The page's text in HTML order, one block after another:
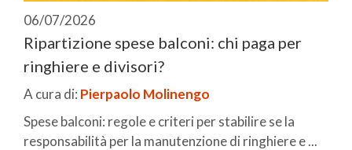
06/07/2026
Ripartizione spese balconi: chi paga per
ringhiere e divisori?
A cura di: Pierpaolo Molinengo
Spese balconi: regole e criteri per stabilire se la
responsabilità per la manutenzione di ringhiere e ...